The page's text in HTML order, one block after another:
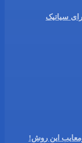
سیاتیک
این روش!